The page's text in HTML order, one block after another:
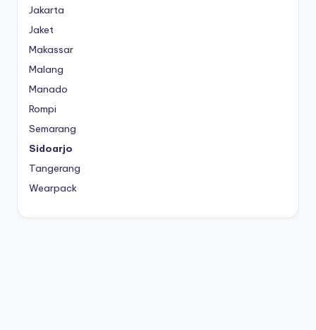
Jakarta
Jaket
Makassar
Malang
Manado
Rompi
Semarang
Sidoarjo
Tangerang
Wearpack